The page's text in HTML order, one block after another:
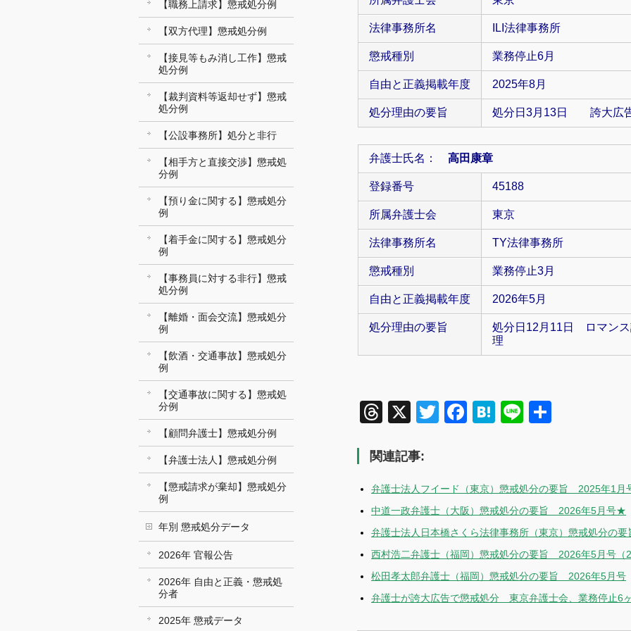
法律事務所名 ILI法律事務所
懲戒種別 業務停止6月
自由と正義掲載年度 2025年8月
処分理由の要旨 処分日3月13日 誇大広
弁護士氏名： 高田康章
登録番号 45188
所属弁護士会 東京
法律事務所名 TY法律事務所
懲戒種別 業務停止3月
自由と正義掲載年度 2026年5月
処分理由の要旨
処分日12月11日 ロマンス
理
Threads
X TwitterFacebook
Hatena
Line
関連記事:
弁護士法人フイード（東京）懲戒処分の要旨 2025年1月
中道一政弁護士（大阪）懲戒処分の要旨 2026年5月号★
弁護士法人日本橋さくら法律事務所（東京）懲戒処分の
西村浩二弁護士（福岡）懲戒処分の要旨 2026年5月号（
松田孝太郎弁護士（福岡）懲戒処分の要旨 2026年5月号
弁護士が誇大広告で懲戒処分 東京弁護士会、業務停止6
【職務上請求】懲戒処分例
【双方代理】懲戒処分例
【接見等もみ消し工作】懲戒
処分例
【裁判資料等返却せず】懲戒
処分例
【公設事務所】処分と非行
【相手方と直接交渉】懲戒処
分例
【預り金に関する】懲戒処分
例
【着手金に関する】懲戒処分
例
【事務員に対する非行】懲戒
処分例
【離婚・面会交流】懲戒処分
例
【飲酒・交通事故】懲戒処分
例
【交通事故に関する】懲戒処
分例
【顧問弁護士】懲戒処分例
【弁護士法人】懲戒処分例
【懲戒請求が棄却】懲戒処分
例
年別 懲戒処分データ
2026年 官報公告
2026年 自由と正義・懲戒処
分者
2025年 懲戒データ